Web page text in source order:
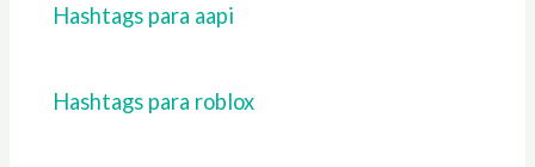
Hashtags para aapi
Hashtags para roblox